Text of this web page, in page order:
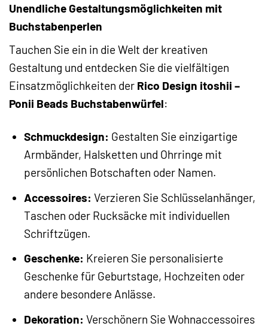
Unendliche Gestaltungsmöglichkeiten mit
Buchstabenperlen
Tauchen Sie ein in die Welt der kreativen
Gestaltung und entdecken Sie die vielfältigen
Einsatzmöglichkeiten der Rico Design itoshii –
Ponii Beads Buchstabenwürfel:
Schmuckdesign: Gestalten Sie einzigartige
Armbänder, Halsketten und Ohrringe mit
persönlichen Botschaften oder Namen.
Accessoires: Verzieren Sie Schlüsselanhänger,
Taschen oder Rucksäcke mit individuellen
Schriftzügen.
Geschenke: Kreieren Sie personalisierte
Geschenke für Geburtstage, Hochzeiten oder
andere besondere Anlässe.
Dekoration: Verschönern Sie Wohnaccessoires